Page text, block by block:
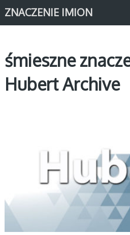
ZNACZENIE IMION
śmieszne
Hubert Archive